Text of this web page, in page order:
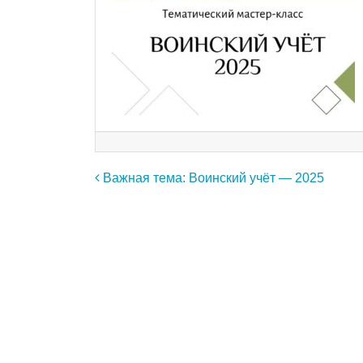
Навигация по записям
Важная тема: Воинский учёт — 2025